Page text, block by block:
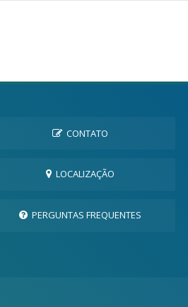
CONTATO
LOCALIZAÇÃO
PERGUNTAS FREQUENTES